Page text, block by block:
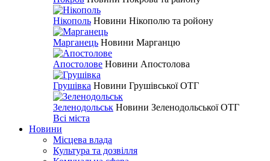
Нікополь Новини Нікополю та ройону
Марганець Новини Марганцю
Апостолове Новини Апостолова
Грушівка Новини Грушівської ОТГ
Зеленодольськ Новини Зеленодольської ОТГ
Всі міста
Новини
Місцева влада
Культура та дозвілля